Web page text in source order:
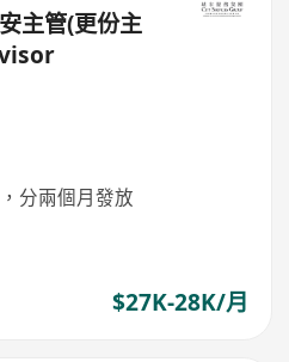
主管(更份主
分兩個月發放
$27K-28K/月